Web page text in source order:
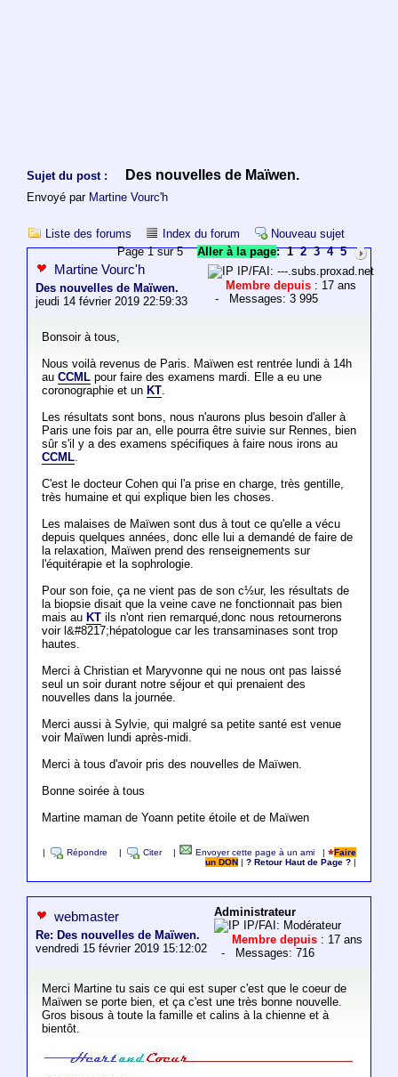
Sujet du post : Des nouvelles de Maïwen.
Envoyé par Martine Vourc'h
Liste des forums Index du forum
Nouveau sujet
Page 1 sur 5Aller à la page: 1 2 3 4 5
Martine Vourc'h
Des nouvelles de Maïwen.
jeudi 14 février 2019 22:59:33
IP/FAI: ---.subs.proxad.net
Membre depuis : 17 ans
- Messages: 3 995
Bonsoir à tous,
Nous voilà revenus de Paris. Maïwen est rentrée lundi à 14h
au CCMLpour faire des examens mardi. Elle a eu une
coronographie et un KT.
Les résultats sont bons, nous n'aurons plus besoin d'aller à
Paris une fois par an, elle pourra être suivie sur Rennes, bien
sûr s'il y a des examens spécifiques à faire nous irons au
CCML.
C'est le docteur Cohen qui l'a prise en charge, très gentille,
très humaine et qui explique bien les choses.
Les malaises de Maïwen sont dus à tout ce qu'elle a vécu
depuis quelques années, donc elle lui a demandé de faire de
la relaxation, Maïwen prend des renseignements sur
l'équitérapie et la sophrologie.
Pour son foie, ça ne vient pas de son c½ur, les résultats de
la biopsie disait que la veine cave ne fonctionnait pas bien
mais au KTils n'ont rien remarqué,donc nous retournerons
voir l&#8217;hépatologue car les transaminases sont trop
hautes.
Merci à Christian et Maryvonne qui ne nous ont pas laissé
seul un soir durant notre séjour et qui prenaient des
nouvelles dans la journée.
Merci aussi à Sylvie, qui malgré sa petite santé est venue
voir Maïwen lundi après-midi.
Merci à tous d'avoir pris des nouvelles de Maïwen.
Bonne soirée à tous
Martine maman de Yoann petite étoile et de Maïwen
Répondre Citer Envoyer cette page à un ami |
Faire
un DON
|? Retour Haut de Page ?
webmaster
Re: Des nouvelles de Maïwen.
vendredi 15 février 2019 15:12:02
Administrateur
IP/FAI: Modérateur
Membre depuis : 17 ans
- Messages: 716
Merci Martine tu sais ce qui est super c'est que le coeur de
Maïwen se porte bien, et ça c'est une très bonne nouvelle.
Gros bisous à toute la famille et calins à la chienne et à
bientôt.